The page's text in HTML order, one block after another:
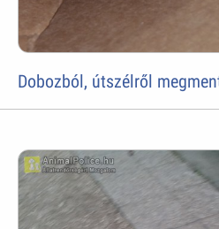
Dobozból, útszélről